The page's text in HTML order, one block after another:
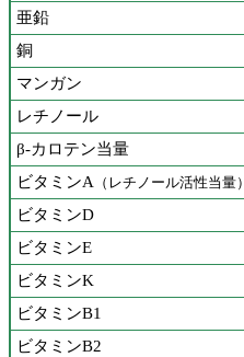
亜鉛
銅
マンガン
レチノール
β-カロテン当量
ビタミンA （レチノール活性当量）
ビタミンD
ビタミンE
ビタミンK
ビタミンB1
ビタミンB2